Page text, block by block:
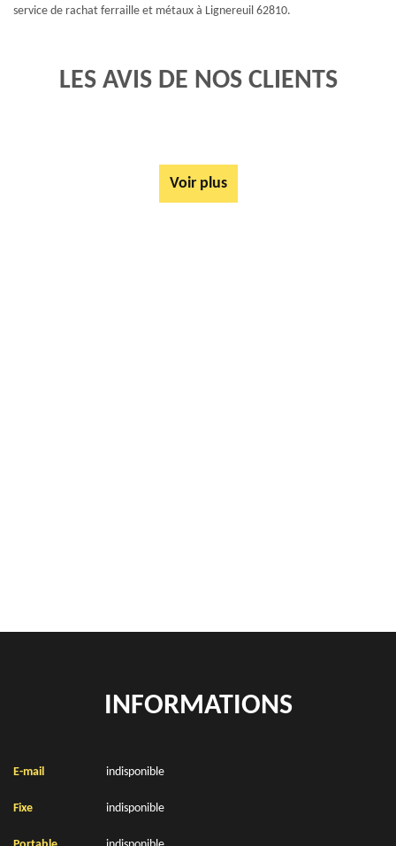
service de rachat ferraille et métaux à Lignereuil 62810.
LES AVIS DE NOS CLIENTS
Voir plus
INFORMATIONS
E-mail indisponible
Fixe indisponible